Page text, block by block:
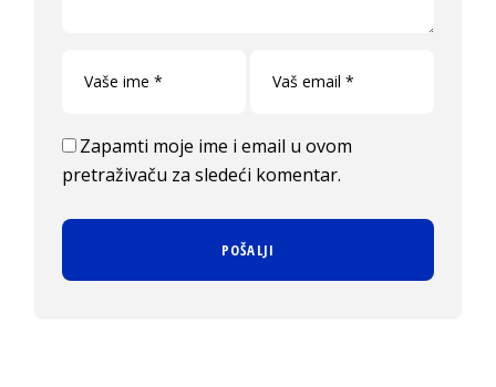
Zapamti moje ime i email u ovom
pretraživaču za sledeći komentar.